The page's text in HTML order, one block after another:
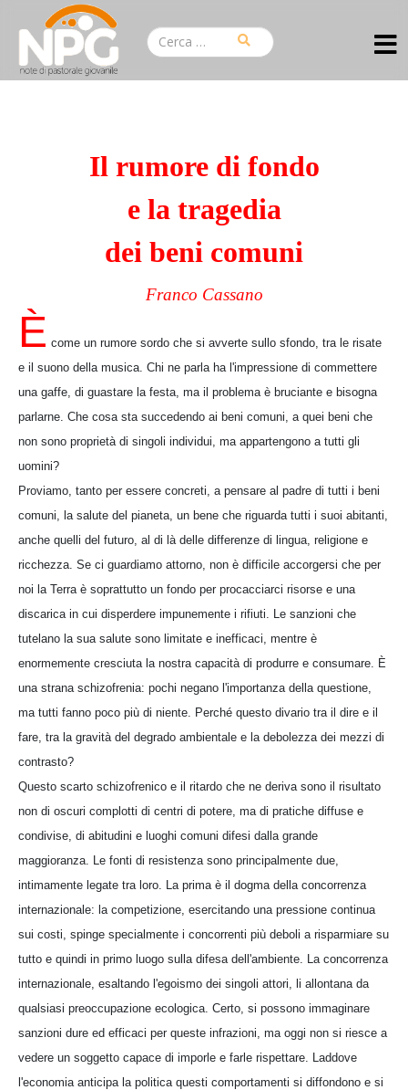
Il rumore di fondo
e la tragedia
dei beni comuni
Franco Cassano
È come un rumore sordo che si avverte sullo sfondo, tra le risate
e il suono della musica. Chi ne parla ha l'impressione di commettere
una gaffe, di guastare la festa, ma il problema è bruciante e bisogna
parlarne. Che cosa sta succedendo ai beni comuni, a quei beni che
non sono proprietà di singoli individui, ma appartengono a tutti gli
uomini?
Proviamo, tanto per essere concreti, a pensare al padre di tutti i beni
comuni, la salute del pianeta, un bene che riguarda tutti i suoi abitanti,
anche quelli del futuro, al di là delle differenze di lingua, religione e
ricchezza. Se ci guardiamo attorno, non è difficile accorgersi che per
noi la Terra è soprattutto un fondo per procacciarci risorse e una
discarica in cui disperdere impunemente i rifiuti. Le sanzioni che
tutelano la sua salute sono limitate e inefficaci, mentre è
enormemente cresciuta la nostra capacità di produrre e consumare. È
una strana schizofrenia: pochi negano l'importanza della questione,
ma tutti fanno poco più di niente. Perché questo divario tra il dire e il
fare, tra la gravità del degrado ambientale e la debolezza dei mezzi di
contrasto?
Questo scarto schizofrenico e il ritardo che ne deriva sono il risultato
non di oscuri complotti di centri di potere, ma di pratiche diffuse e
condivise, di abitudini e luoghi comuni difesi dalla grande
maggioranza. Le fonti di resistenza sono principalmente due,
intimamente legate tra loro. La prima è il dogma della concorrenza
internazionale: la competizione, esercitando una pressione continua
sui costi, spinge specialmente i concorrenti più deboli a risparmiare su
tutto e quindi in primo luogo sulla difesa dell'ambiente. La concorrenza
internazionale, esaltando l'egoismo dei singoli attori, li allontana da
qualsiasi preoccupazione ecologica. Certo, si possono immaginare
sanzioni dure ed efficaci per queste infrazioni, ma oggi non si riesce a
vedere un soggetto capace di imporle e farle rispettare. Laddove
l'economia anticipa la politica questi comportamenti si diffondono e si